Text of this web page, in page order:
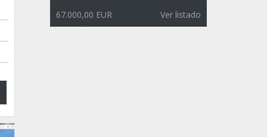
67.000,00 EUR Ver listado